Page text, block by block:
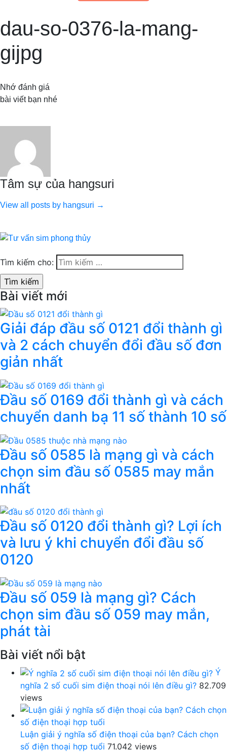
dau-so-0376-la-mang-
gijpg
Nhớ đánh giá
bài viết bạn nhé
Tâm sự của hangsuri
View all posts by hangsuri →
Tìm kiếm cho:
Bài viết mới
Giải đáp đầu số 0121 đổi thành gì
và 2 cách chuyển đổi đầu số đơn
giản nhất
Đầu số 0169 đổi thành gì và cách
chuyển danh bạ 11 số thành 10 số
Đầu số 0585 là mạng gì và cách
chọn sim đầu số 0585 may mắn
nhất
Đầu số 0120 đổi thành gì? Lợi ích
và lưu ý khi chuyển đổi đầu số
0120
Đầu số 059 là mạng gì? Cách
chọn sim đầu số 059 may mắn,
phát tài
Bài viết nổi bật
Ý
nghĩa 2 số cuối sim điện thoại nói lên điều gì? 82.709
views
Luận giải ý nghĩa số điện thoại của bạn? Cách chọn
số điện thoại hợp tuổi 71.042 views